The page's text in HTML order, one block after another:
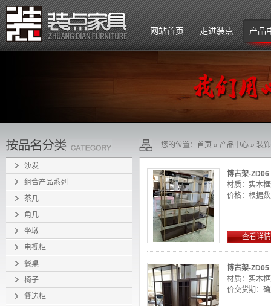
网站首页 走进装点
企业文化
组织架构
产品
沙发
组合产品系列
茶几
角几
坐墩
电视柜
餐桌
椅子
餐边柜
您的位置： 首页 » 产品中心 » 装
博古架-ZD06
材质：实木
价格：根据
查看详情
博古架-ZD05
材质：实木
价交货期：